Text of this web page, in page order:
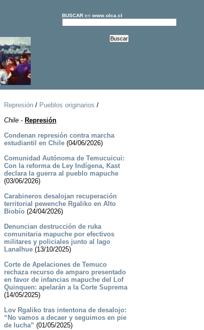
BUSCARen www.olca.cl
Represión/ Pueblos originarios /
Chile- Represión
Condenan represión contra marcha
estudiantil en Chile(04/06/2026)
Comunidad Autónoma de Temucuicui:
Con la reforma de Ley Indígena, Kast
declara la guerra al pueblo mapuche
(03/06/2026)
Carabineros desalojan recuperación
territorial pewenche Rgaliko en Alto
Biobío(24/04/2026)
Denuncian destrucción de ruka
comunitaria mapuche por efectivos
militares y policiales junto al lago
Lanalhue(13/10/2025)
Corte de Apelaciones de Temuco
rechaza recurso de amparo presentado
en favor de infancias mapuche del Lof
Quinquen: apelarán a la Corte Suprema
(14/05/2025)
Lov Rgaliko tras intentona de desalojo:
“No vamos a decaer y seguimos en pie
de lucha” (01/05/2025)